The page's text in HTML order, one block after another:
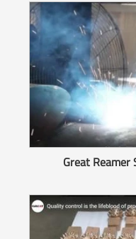
Great Reamer